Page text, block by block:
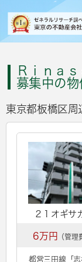
Ｒｉｎａ
募集中の物
東京都板橋区
２１オギサ
6万円 （管理
都営三田線「